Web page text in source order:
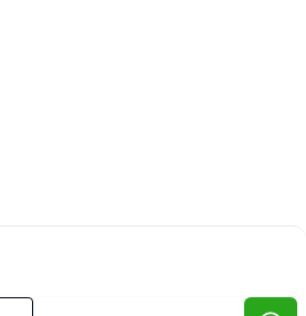
Selo de Tecnologia Loft